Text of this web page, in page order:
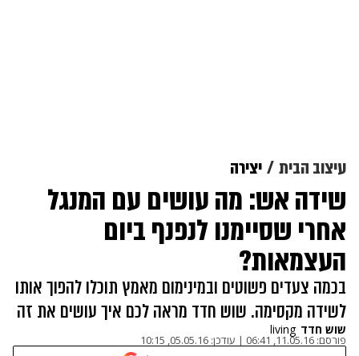
עיצוב הבית יצירה
שידה אש: מה עושים עם המנגל
אחרי שסיימנו לנפנף ביום
העצמאות?
בכמה צעדים פשוטים ובמינימום מאמץ תוכלו להפוך אותו
לשידה מקסימה. שוש חדד מראה לכם איך עושים את זה
שוש חדד living
פורסם: 11.05.16, 06:41
| עודכן: 05.05.16, 10:15